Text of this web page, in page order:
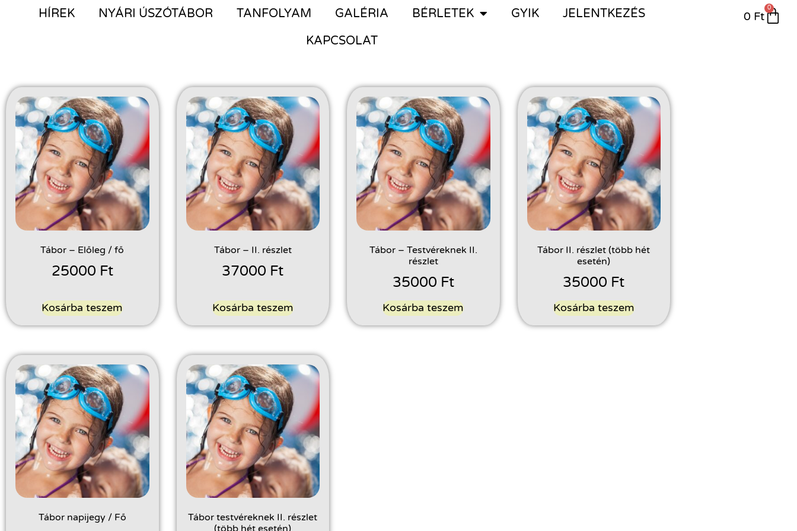
HÍREK NYÁRI ÚSZÓTÁBOR TANFOLYAM GALÉRIA BÉRLETEK GYIK
JELENTKEZÉS
KAPCSOLAT
0 Ft
0
Tábor – Előleg / fő
25000 Ft
Kosárba teszem
Tábor – II. részlet
37000 Ft
Kosárba teszem
Tábor – Testvéreknek II.
részlet
35000 Ft
Kosárba teszem
Tábor II. részlet (több hét
esetén)
35000 Ft
Kosárba teszem
Tábor napijegy / Fő
Tábor testvéreknek II. részlet
(több hét esetén)